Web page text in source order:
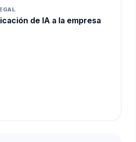
de IA a la empresa